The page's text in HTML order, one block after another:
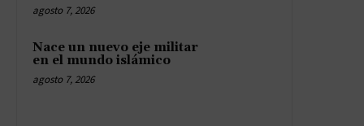
agosto 7, 2026
Nace un nuevo eje militar
en el mundo islámico
agosto 7, 2026